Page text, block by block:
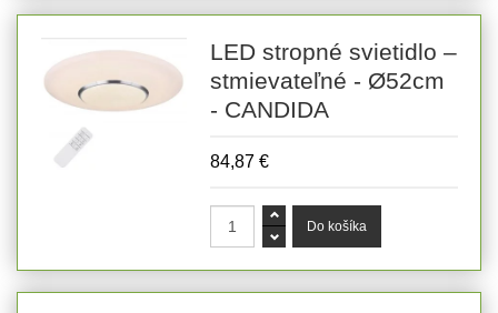
LED stropné svietidlo –
stmievateľné - Ø52cm
- CANDIDA
84,87 €